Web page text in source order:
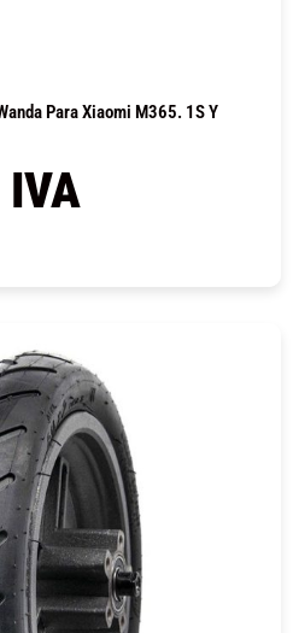
Para Xiaomi M365. 1S Y
IVA